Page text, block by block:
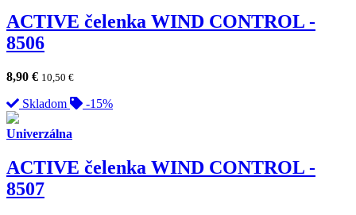
ACTIVE čelenka WIND CONTROL -
8506
8,90 € 10,50 €
Skladom -15%
Univerzálna
ACTIVE čelenka WIND CONTROL -
8507